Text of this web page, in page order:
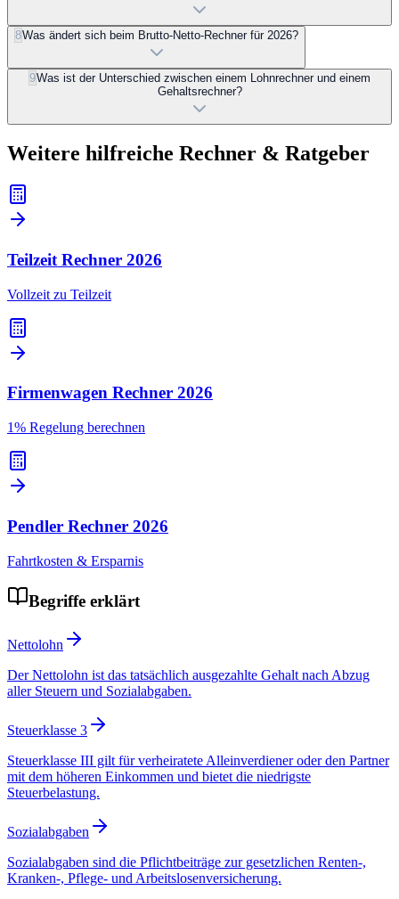
8Was ändert sich beim Brutto-Netto-Rechner für 2026?
9Was ist der Unterschied zwischen einem Lohnrechner und einem
Gehaltsrechner?
Weitere hilfreiche Rechner & Ratgeber
Teilzeit Rechner 2026
Vollzeit zu Teilzeit
Firmenwagen Rechner 2026
1% Regelung berechnen
Pendler Rechner 2026
Fahrtkosten & Ersparnis
Begriffe erklärt
Nettolohn
Der Nettolohn ist das tatsächlich ausgezahlte Gehalt nach Abzug
aller Steuern und Sozialabgaben.
Steuerklasse 3
Steuerklasse III gilt für verheiratete Alleinverdiener oder den Partner
mit dem höheren Einkommen und bietet die niedrigste
Steuerbelastung.
Sozialabgaben
Sozialabgaben sind die Pflichtbeiträge zur gesetzlichen Renten-,
Kranken-, Pflege- und Arbeitslosenversicherung.